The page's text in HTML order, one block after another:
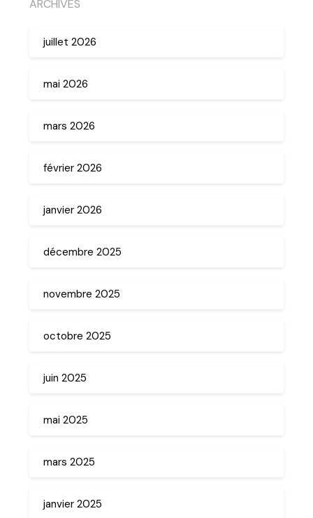
ARCHIVES
juillet 2026
mai 2026
mars 2026
février 2026
janvier 2026
décembre 2025
novembre 2025
octobre 2025
juin 2025
mai 2025
mars 2025
janvier 2025